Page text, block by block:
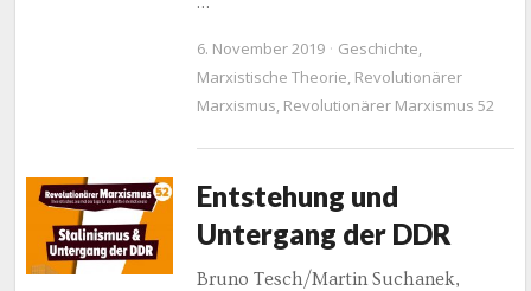
6. November 2019 Geschichte,
Marxistische Theorie, Revolutionärer
Marxismus, Revolutionärer Marxismus 52
Entstehung und
Untergang der DDR
Bruno Tesch/Martin Suchanek,